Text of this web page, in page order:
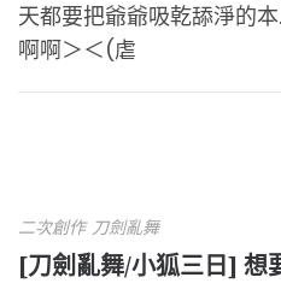
天都要把爺爺吸乾舔淨的
啊啊＞＜(虐
二次創作 刀劍亂舞
[刀劍亂舞/小狐三日] 想